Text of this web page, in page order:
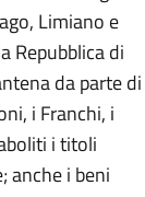
Limiano e
Repubblica di
da parte di
i Franchi, i
i titoli
anche i beni